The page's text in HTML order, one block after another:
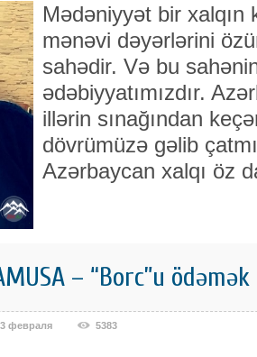
Mədəniyyət bir
mənəvi dəyərlərini
sahədir. Və bu
ədəbiyyatımızdır.
illərin sınağından
dövrümüzə gəlib
Azərbaycan xalqı öz
– “Borc”u
3 февраля 5383